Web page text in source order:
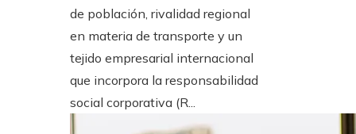
de población, rivalidad regional
en materia de transporte y un
tejido empresarial internacional
que incorpora la responsabilidad
social corporativa (R...